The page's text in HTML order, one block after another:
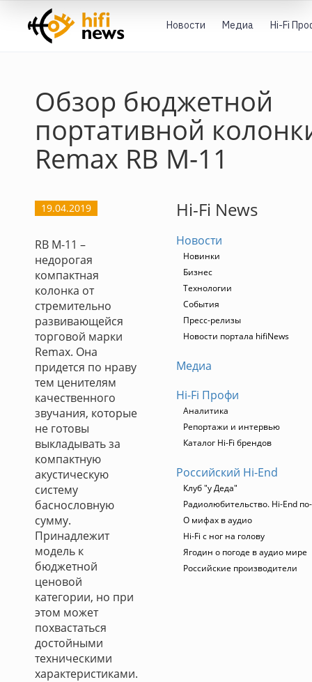
Новости Медиа Hi-Fi
Обзор бюджетной
портативной
Remax RB M-11
19.04.2019
RB M-11 –
недорогая
компактная
колонка от
стремительно
развивающейся
торговой марки
Remax. Она
придется по нраву
тем ценителям
качественного
звучания, которые
не готовы
выкладывать за
компактную
акустическую
систему
баснословную
сумму.
Принадлежит
модель к
бюджетной
ценовой
категории, но при
этом может
похвастаться
достойными
техническими
характеристиками.
Hi-Fi News
Новости
Новинки
Бизнес
Технологии
События
Пресс-релизы
Новости портала hifiNews
Медиа
Hi-Fi Профи
Аналитика
Репортажи и интервью
Каталог Hi-Fi брендов
Российский Hi-End
Клуб "у Деда"
Радиолюбительство. Hi-End
О мифах в аудио
Hi-Fi с ног на голову
Ягодин о погоде в аудио мире
Российские производители